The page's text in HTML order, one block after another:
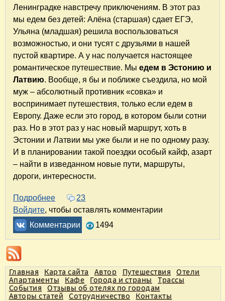
Ленинградке навстречу приключениям. В этот раз
мы едем без детей: Алёна (старшая) сдает ЕГЭ,
Ульяна (младшая) решила воспользоваться
возможностью, и они тусят с друзьями в нашей
пустой квартире. А у нас получается настоящее
романтическое путешествие. Мы едем в Эстонию и
Латвию. Вообще, я бы и поближе съездила, но мой
муж – абсолютный противник «совка» и
воспринимает путешествия, только если едем в
Европу. Даже если это город, в котором были сотни
раз. Но в этот раз у нас новый маршрут, хоть в
Эстонии и Латвии мы уже были и не по одному разу.
И в планировании такой поездки особый кайф, азарт
– найти в изведанном новые пути, маршруты,
дороги, интересности.
Подробнее о 20 лет вместе, или Романтическое
23
Войдите, чтобы оставлять комментарии
Комментарии
1494
Главная Карта сайта Автор Путешествия
Отели
Апартаменты Кафе Города и страны Трассы
События Отзывы об отелях по городам
Авторы статей Сотрудничество Контакты